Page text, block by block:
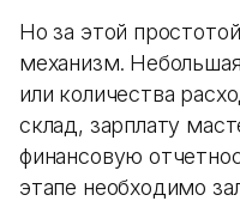
Но за этой
механизм.
или количества
склад, зарплату
финансовую
этапе необходимо